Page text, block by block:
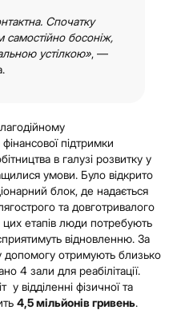
Спочатку
босоніж,
устілкою», —
підтримки
в галузі розвитку у
умови. Було відкрито
блок, де надається
та довготривалого
цих етапів люди потребують
відновленню. За
допомогу отримують близько
4 зали для реабілітації.
у відділенні фізичної та
4,5 мільйонів гривень.